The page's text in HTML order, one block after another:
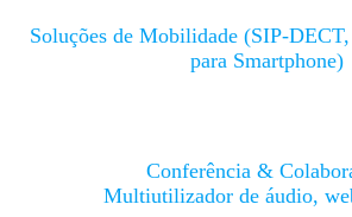
Soluções de Mobilidade (SIP-
para Smartphone)
Conferência &
Multiutilizador de áudio,